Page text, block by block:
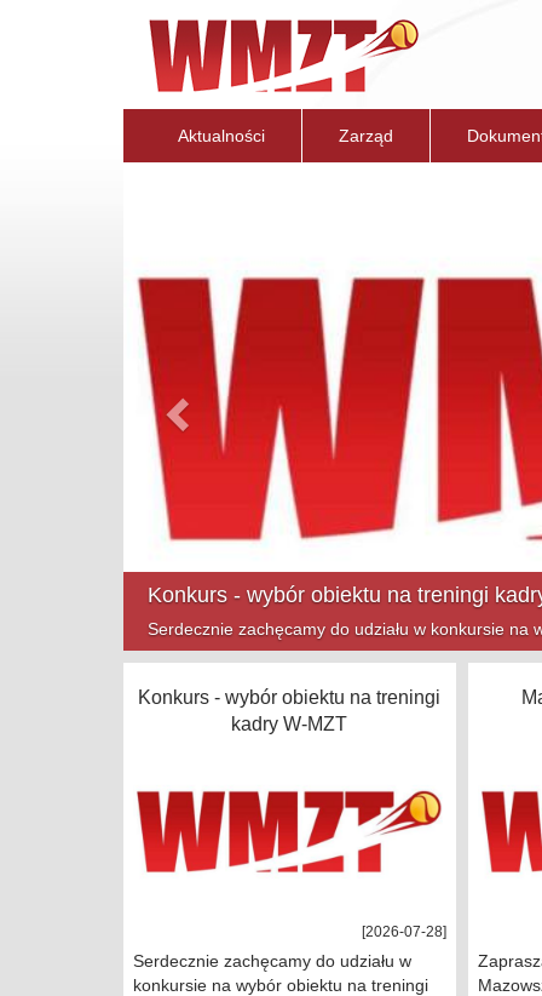
Aktualności Zarząd
Mazowsze Cup na finiszu!
Zapraszamy na ostatnie turnieje Mazowsze Cup w
Konkurs - wybór obiektu na treningi
kadry W-MZT
[2026-07-28]
Serdecznie zachęcamy do udziału w
konkursie na wybór obiektu na treningi